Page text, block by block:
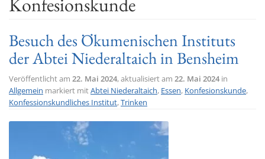
Besuch des Ökumenischen Instituts
der Abtei Niederaltaich in Bensheim
Veröffentlicht am 22. Mai 2024, aktualisiert am 22. Mai 2024 in
Allgemein markiert mitAbtei Niederaltaich, Essen, Konfesionskunde,
Konfessionskundliches Institut,Trinken